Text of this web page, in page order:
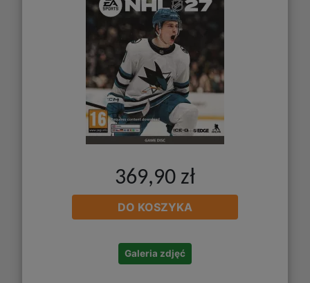
369,90 zł
DO KOSZYKA
Galeria zdjęć